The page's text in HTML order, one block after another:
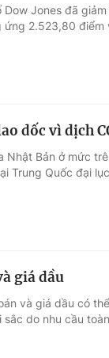
Jones đã
2.523,80 điểm
dốc vì dịch
Bản ở mức
Trung Quốc đại
giá dầu
và giá dầu có
do nhu cầu